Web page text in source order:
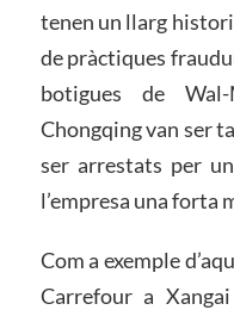
tenen un llarg
de pràctiques
botigues de
Chongqing van ser
ser arrestats per
l’empresa una forta
Com a exemple
Carrefour a